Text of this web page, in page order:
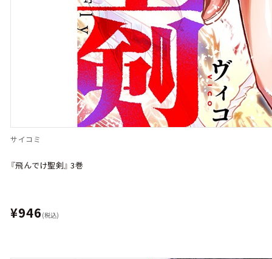
サイコミ
『飛んでけ聖剣』 3巻
¥946 (税込)